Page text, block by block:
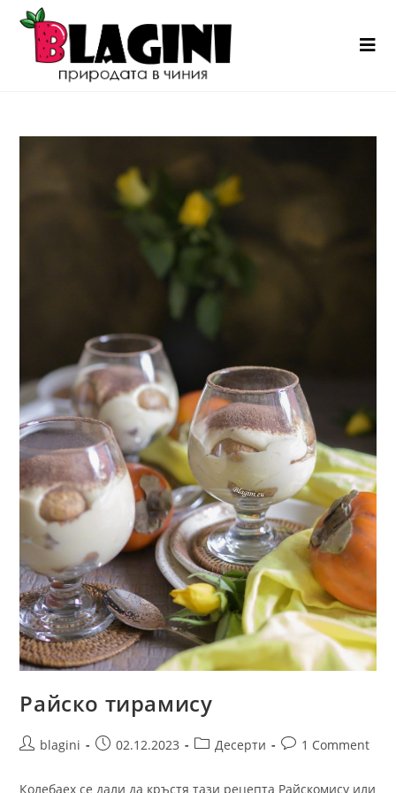
Райско тирамису
blagini 02.12.2023 Десерти 1 Comment
Колебаех се дали да кръстя тази рецепта Райскомису или